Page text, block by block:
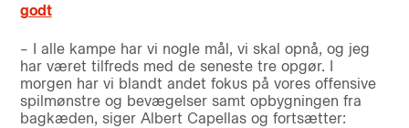
godt
– I alle kampe har vi nogle mål, vi skal opnå, og jeg
har været tilfreds med de seneste tre opgør. I
morgen har vi blandt andet fokus på vores offensive
spilmønstre og bevægelser samt opbygningen fra
bagkæden, siger Albert Capellas og fortsætter: